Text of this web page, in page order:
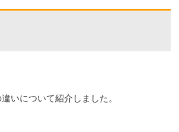
いについて紹介しました。